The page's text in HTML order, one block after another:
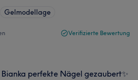
Gelmodellage
Verifizierte Bewertung
perfekte Nägel gezaubert✨